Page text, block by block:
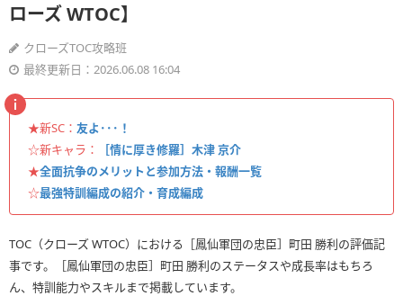
ローズ WTOC】
クローズTOC攻略班
最終更新日：2026.06.08 16:04
★新SC： 友よ･･･！
☆新キャラ：
［情に厚き修羅］木津 京介
★全面抗争のメリットと参加方法・報酬一覧
☆最強特訓編成の紹介・育成編成
TOC（クローズ WTOC）における［鳳仙軍団の忠臣］町田 勝利の評価記
事です。［鳳仙軍団の忠臣］町田 勝利のステータスや成長率はもちろ
ん、特訓能力やスキルまで掲載しています。